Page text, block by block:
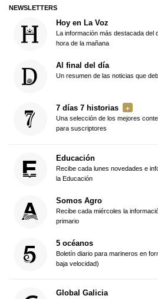
NEWSLETTERS
Hoy en La Voz
La información más destacada del
hora de la mañana
Al final del día
Un resumen de las noticias que
7 días 7 historias
Una selección de los mejores
para suscriptores
Educación
Recibe cada lunes novedades e
la Educación
Somos Agro
Recibe cada miércoles la
primario
5 océanos
Boletín diario para marineros en
baja velocidad)
Global Galicia